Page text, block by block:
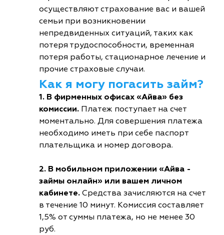
осуществляют страхование вас и вашей
семьи при возникновении
непредвиденных ситуаций, таких как
потеря трудоспособности, временная
потеря работы, стационарное лечение и
прочие страховые случаи.
Как я могу погасить займ?
1. В фирменных офисах «Айва» без
комиссии. Платеж поступает на счет
моментально. Для совершения платежа
необходимо иметь при себе паспорт
плательщика и номер договора.
2. В мобильном приложении «Айва -
займы онлайн» или вашем личном
кабинете. Средства зачисляются на счет
в течение 10 минут. Комиссия составляет
1,5% от суммы платежа, но не менее 30
руб.